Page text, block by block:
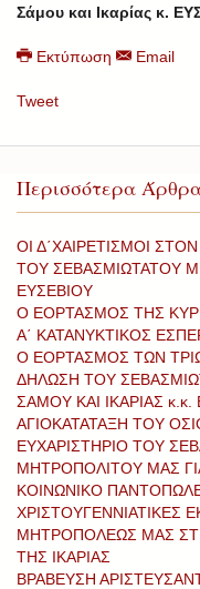
Σάμου και Ικαρίας κ.
Εκτύπωση Email
Tweet
Περισσότερα
ΟΙ Δ΄ΧΑΙΡΕΤΙΣΜΟΙ
ΤΟΥ ΣΕΒΑΣΜΙΩΤΑΤΟΥ
ΕΥΣΕΒΙΟΥ
Ο ΕΟΡΤΑΣΜΟΣ ΤΗΣ
Α΄ ΚΑΤΑΝΥΚΤΙΚΟΣ
Ο ΕΟΡΤΑΣΜΟΣ ΤΩΝ
ΔΗΛΩΣΗ ΤΟΥ
ΣΑΜΟΥ ΚΑΙ ΙΚΑΡΙΑΣ κ.κ.
ΑΓΙΟΚΑΤΑΤΑΞΗ ΤΟΥ
EΥΧΑΡΙΣΤΗΡΙΟ ΤΟΥ
ΜΗΤΡΟΠΟΛΙΤΟΥ ΜΑΣ
ΚΟΙΝΩΝΙΚΟ
ΧΡΙΣΤΟΥΓΕΝΝΙΑΤΙΚΕΣ
ΜΗΤΡΟΠΟΛΕΩΣ ΜΑΣ
ΤΗΣ ΙΚΑΡΙΑΣ
ΒΡΑΒΕΥΣΗ